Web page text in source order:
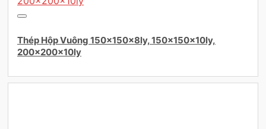
Thép Hộp Vuông 150×150x8ly, 150×150x10ly,
200×200x10ly